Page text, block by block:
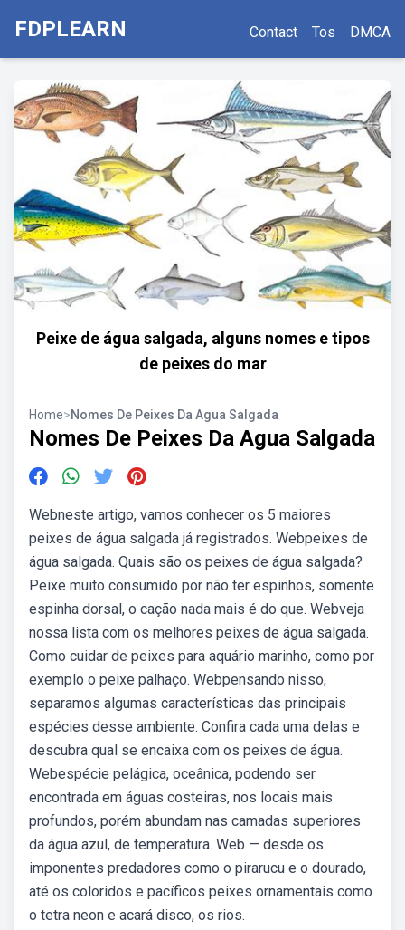
FDPLEARN Contact Tos DMCA
Peixe de água salgada, alguns nomes e tipos
de peixes do mar
Home>Nomes De Peixes Da Agua Salgada
Nomes De Peixes Da Agua Salgada
Webneste artigo, vamos conhecer os 5 maiores
peixes de água salgada já registrados. Webpeixes de
água salgada. Quais são os peixes de água salgada?
Peixe muito consumido por não ter espinhos, somente
espinha dorsal, o cação nada mais é do que. Webveja
nossa lista com os melhores peixes de água salgada.
Como cuidar de peixes para aquário marinho, como por
exemplo o peixe palhaço. Webpensando nisso,
separamos algumas características das principais
espécies desse ambiente. Confira cada uma delas e
descubra qual se encaixa com os peixes de água.
Webespécie pelágica, oceânica, podendo ser
encontrada em águas costeiras, nos locais mais
profundos, porém abundam nas camadas superiores
da água azul, de temperatura. Web — desde os
imponentes predadores como o pirarucu e o dourado,
até os coloridos e pacíficos peixes ornamentais como
o tetra neon e acará disco, os rios.